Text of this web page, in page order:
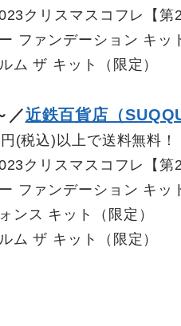
クリスマスコフレ【第2
ファンデーション キッ
ム ザ キット（限定）
／近鉄百貨店（
(税込)以上で送料無料！
クリスマスコフレ【第2
ファンデーション キッ
ンス キット（限定）
ム ザ キット（限定）